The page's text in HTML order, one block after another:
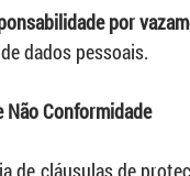
por
dados pessoais.
Não Conformidade
de cláusulas de